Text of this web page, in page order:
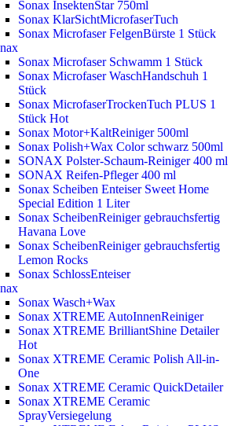
Sonax InsektenStar 750ml
Sonax KlarSichtMicrofaserTuch
Sonax Microfaser FelgenBürste 1 Stück
Sonax Microfaser Schwamm 1 Stück
Sonax Microfaser WaschHandschuh 1
Stück
Sonax MicrofaserTrockenTuch PLUS 1
Stück Hot
Sonax Motor+KaltReiniger 500ml
Sonax Polish+Wax Color schwarz 500ml
SONAX Polster-Schaum-Reiniger 400 ml
SONAX Reifen-Pfleger 400 ml
Sonax Scheiben Enteiser Sweet Home
Special Edition 1 Liter
Sonax ScheibenReiniger gebrauchsfertig
Havana Love
Sonax ScheibenReiniger gebrauchsfertig
Lemon Rocks
Sonax SchlossEnteiser
Sonax Wasch+Wax
Sonax XTREME AutoInnenReiniger
Sonax XTREME BrilliantShine Detailer
Hot
Sonax XTREME Ceramic Polish All-in-
One
Sonax XTREME Ceramic QuickDetailer
Sonax XTREME Ceramic
SprayVersiegelung